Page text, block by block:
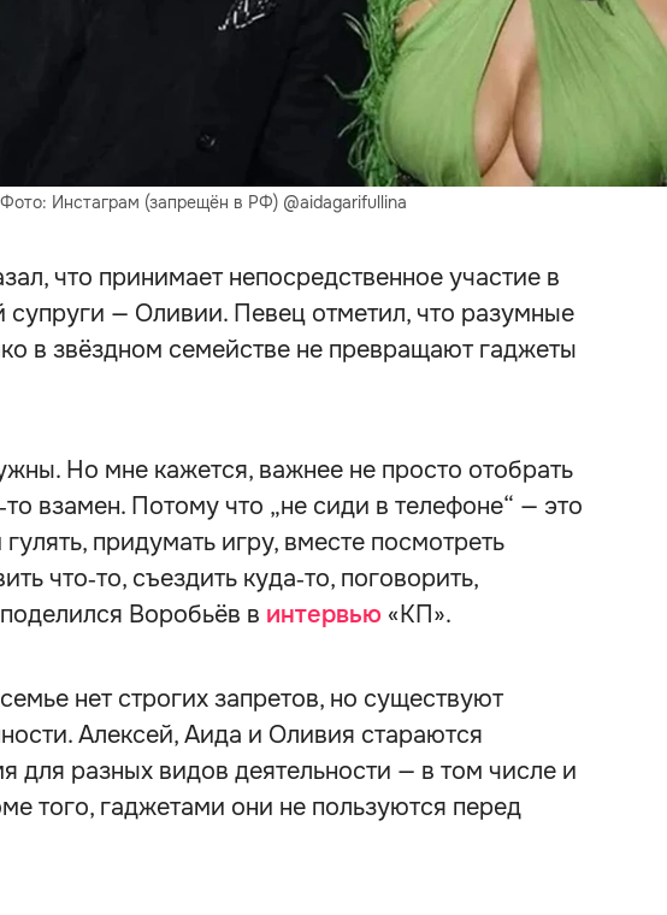
Инстаграм (запрещён в РФ) @aidagarifullina
что принимает непосредственное участие в
супруги — Оливии. Певец отметил, что разумные
в звёздном семействе не превращают гаджеты
Но мне кажется, важнее не просто отобрать
взамен. Потому что „не сиди в телефоне“ — это
придумать игру, вместе посмотреть
что‑то, съездить куда‑то, поговорить,
Воробьёв в интервью «КП».
нет строгих запретов, но существуют
Алексей, Аида и Оливия стараются
для разных видов деятельности — в том числе и
того, гаджетами они не пользуются перед